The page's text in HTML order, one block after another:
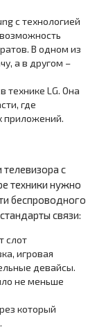
с технологией
В одном из
а в другом –
технике LG. Она
где
приложений.
с
техники нужно
беспроводного
связи:
слот
игровая
девайсы.
не меньше
который